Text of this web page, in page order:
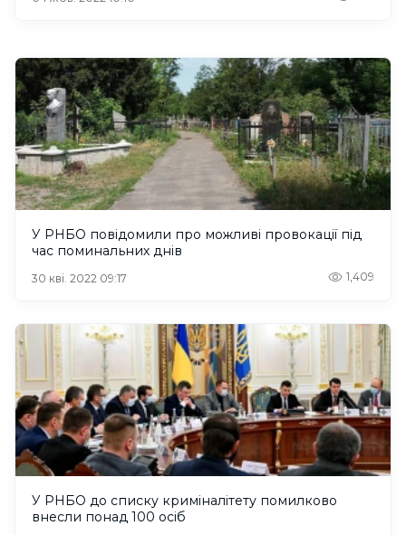
У РНБО повідомили про можливі провокації під
час поминальних днів
30 кві. 2022 09:17 1,409
У РНБО до списку криміналітету помилково
внесли понад 100 осіб